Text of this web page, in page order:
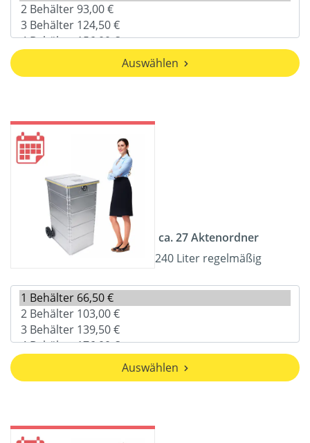
Auswählen
ca. 27 Aktenordner
240 Liter regelmäßig
Auswählen